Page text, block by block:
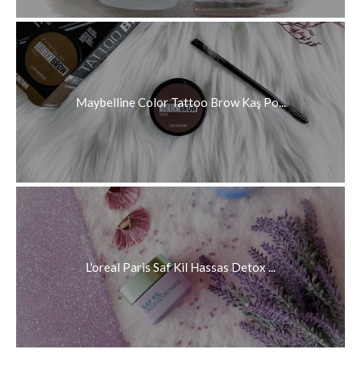
Maybelline Color Tattoo Brow Kaş Po...
L'oreal Paris Saf Kil Hassas Detox ...